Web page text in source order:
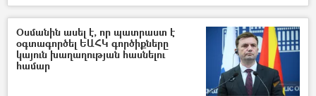
Ալմաթի
Ղազախստան
Օսմանին ասել է, որ պատրաստ է
օգտագործել ԵԱՀԿ գործիքները
կայուն խաղաղության հասնելու
համար